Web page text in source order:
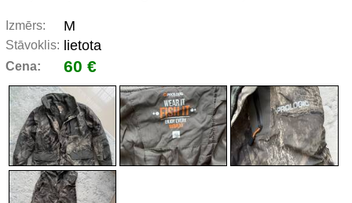
Izmērs: M
Stāvoklis: lietota
Cena: 60 €